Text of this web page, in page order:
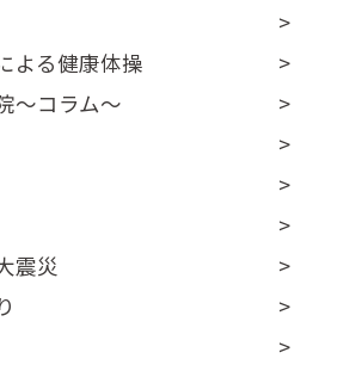
よる健康体操
～コラム～
震災